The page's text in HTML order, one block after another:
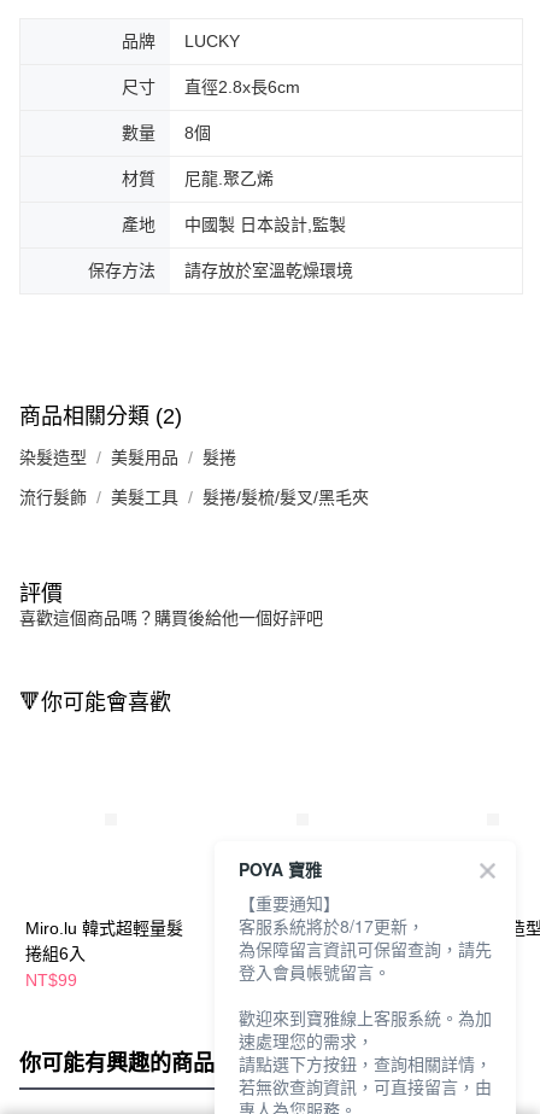
品牌 LUCKY
尺寸 直徑2.8x長6cm
數量 8個
材質 尼龍.聚乙烯
產地 中國製 日本設計,監製
保存方法 請存放於室溫乾燥環境
商品相關分類 (2)
染髮造型 美髮用品 髮捲
流行髮飾 美髮工具 髮捲/髮梳/髮叉/黑毛夾
評價
喜歡這個商品嗎？購買後給他一個好評吧
🔻你可能會喜歡
Miro.lu 韓式超輕量髮
捲組6入
NT$99
Miro.lu韓式蓬鬆造型捲
髮夾2入
NT$125
范倫鐵諾豐盈造
200ml-捲髮用
你可能有興趣的商品 全站排行
POYA 寶雅
【重要通知】
客服系統將於8/17更新，
為保障留言資訊可保留查詢，請先
登入會員帳號留言。
歡迎來到寶雅線上客服系統。為加
速處理您的需求，
請點選下方按鈕，查詢相關詳情，
若無欲查詢資訊，可直接留言，由
專人為您服務。